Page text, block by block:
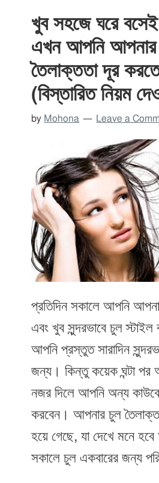
খুব সহজে ঘরে বসেই
এখন আপনি আপনার
তৈলাক্ততা দূর
(বিস্তারিত নিয়ম
by Mohona Leave a
প্রতিদিন সকালে আপনি
এবং খুব সুন্দরভাবে চুল
আপনি প্রস্তুত সারাদিন
জন্য। কিন্তু কয়েক ঘন্টা পর
নজর দিলে আপনি অন্য
করবেন। আপনার চুল তৈলাক্ত
হয়ে গেছে, যা দেখে মনে
সকালে চুল একবারের জন্য